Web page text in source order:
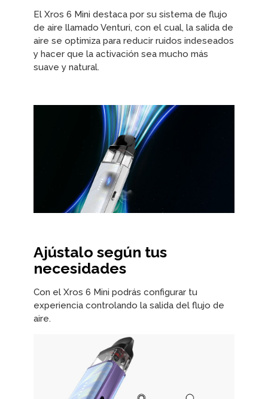
El Xros 6 Mini destaca por su sistema de flujo
de aire llamado Venturi, con el cual, la salida de
aire se optimiza para reducir ruidos indeseados
y hacer que la activación sea mucho más
suave y natural.
Ajústalo según tus
necesidades
Con el Xros 6 Mini podrás configurar tu
experiencia controlando la salida del flujo de
aire.